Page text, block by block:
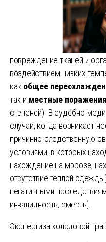
повреждение тканей и
воздействием низких
как общее
так и местные поражения
степеней). В судебно-
случаи, когда возникает
причинно-следственную
условиями, в которых
нахождение на морозе,
отсутствие теплой
негативными
инвалидность, смерть).
Экспертиза холодовой